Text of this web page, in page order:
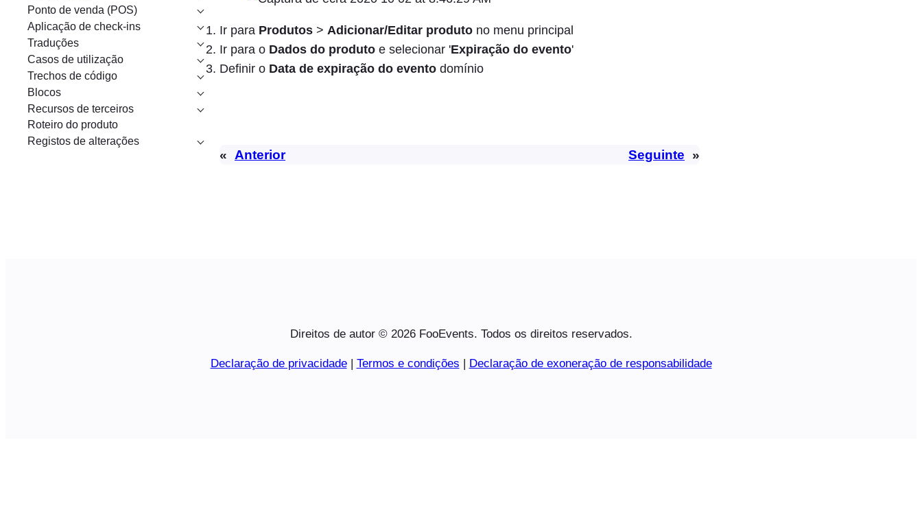
Ponto de venda (POS)
Aplicação de check-ins
Traduções
Casos de utilização
Trechos de código
Blocos
Recursos de terceiros
Roteiro do produto
Registos de alterações
Ir para Produtos > Adicionar/Editar produto no menu principal
Ir para o Dados do produto e selecionar 'Expiração do evento'
Definir o Data de expiração do evento domínio
« Anterior Seguinte »
Direitos de autor © 2026 FooEvents. Todos os direitos reservados.
Declaração de privacidade| Termos e condições | Declaração de exoneração de responsabilidade